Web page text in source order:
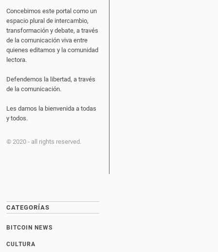
Concebimos este portal como un
espacio plural de intercambio,
transformación y debate, a través
de la comunicación viva entre
quienes editamos y la comunidad
lectora.
Defendemos la libertad, a través
de la comunicación.
Les damos la bienvenida a todas
y todos.
© 2020 - all rights reserved.
CATEGORÍAS
BITCOIN NEWS
CULTURA